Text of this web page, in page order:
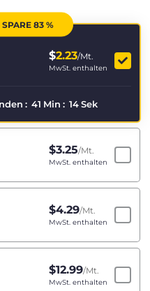
SPARE 83 %
$2.23/Mt.
MwSt. enthalten
: 41 Min : 13Sek
$3.25/Mt.
MwSt. enthalten
$4.29/Mt.
MwSt. enthalten
$12.99/Mt.
MwSt. enthalten